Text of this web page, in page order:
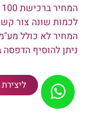
המחיר ברכישת 100 יחידות ומעלה
לכמות שונה צור
המחיר לא כולל
ניתן להוסיף